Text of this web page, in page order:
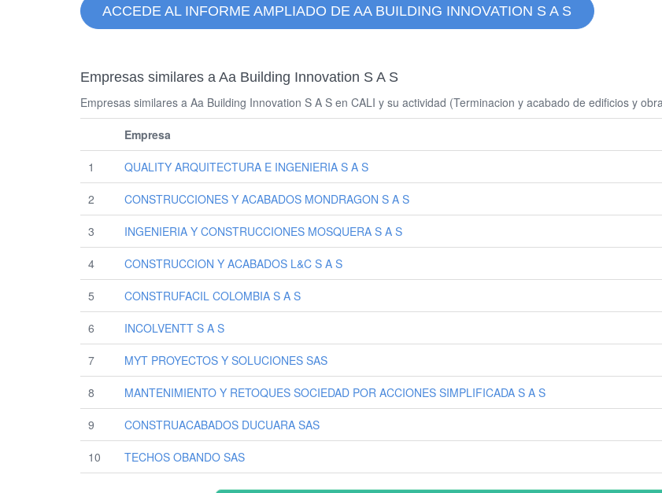
ACCEDE AL INFORME AMPLIADO DE AA BUILDING INNOVATION S A S
Empresas similares a Aa Building Innovation S A S
Empresas similares a Aa Building Innovation S A S en CALI y su actividad (Terminacion y acabado de edificios y
Empresa
1 QUALITY ARQUITECTURA E INGENIERIA S A S
2 CONSTRUCCIONES Y ACABADOS MONDRAGON S A S
3 INGENIERIA Y CONSTRUCCIONES MOSQUERA S A S
4 CONSTRUCCION Y ACABADOS L&C S A S
5 CONSTRUFACIL COLOMBIA S A S
6 INCOLVENTT S A S
7 MYT PROYECTOS Y SOLUCIONES SAS
8 MANTENIMIENTO Y RETOQUES SOCIEDAD POR ACCIONES SIMPLIFICADA S A S
9 CONSTRUACABADOS DUCUARA SAS
10 TECHOS OBANDO SAS